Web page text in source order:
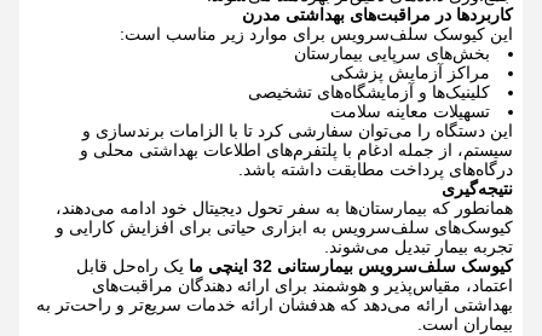
کاربردها در مراقبت‌های بهداشتی مدرن
این کیوسک سلف‌سرویس برای موارد زیر مناسب است:
بخش‌های سرپایی بیمارستان
مراکز آزمایش پزشکی
کلینیک‌ها و آزمایشگاه‌های تشخیصی
تسهیلات معاینه سلامت
این دستگاه را می‌توان سفارشی کرد تا با الزامات برندسازی و
سیستم، از جمله ادغام با پلتفرم‌های اطلاعات بهداشتی محلی و
درگاه‌های پرداخت مطابقت داشته باشد.
نتیجه‌گیری
همانطور که بیمارستان‌ها به سفر تحول دیجیتال خود ادامه می‌دهند،
کیوسک‌های سلف‌سرویس به ابزاری حیاتی برای افزایش کارایی و
تجربه بیمار تبدیل می‌شوند.
کیوسک سلف‌سرویس بیمارستانی 32 اینچی ما
یک راه‌حل قابل
اعتماد، مقیاس‌پذیر و هوشمند برای ارائه دهندگان مراقبت‌های
بهداشتی ارائه می‌دهد که هدفشان ارائه خدمات سریع‌تر و راحت‌تر به
بیماران است.